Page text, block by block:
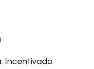
Incentivado